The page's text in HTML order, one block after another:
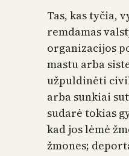
Tas, kas tyčia,
remdamas
organizacijos
mastu arba
užpuldinėti
arba sunkiai
sudarė tokias
kad jos lėmė
žmones;